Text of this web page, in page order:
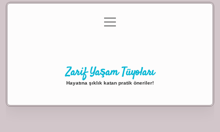
Gizlilik Politikası
menüyü
aç
Zarif Yaşam Tüyoları
Hayatına şıklık katan pratik öneriler!